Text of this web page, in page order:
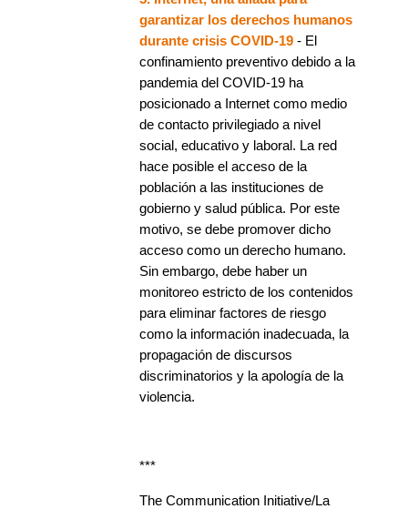
garantizar los derechos humanos
durante crisis COVID-19 - El
confinamiento preventivo debido a la
pandemia del COVID-19 ha
posicionado a Internet como medio
de contacto privilegiado a nivel
social, educativo y laboral. La red
hace posible el acceso de la
población a las instituciones de
gobierno y salud pública. Por este
motivo, se debe promover dicho
acceso como un derecho humano.
Sin embargo, debe haber un
monitoreo estricto de los contenidos
para eliminar factores de riesgo
como la información inadecuada, la
propagación de discursos
discriminatorios y la apología de la
violencia.
***
The Communication Initiative/La